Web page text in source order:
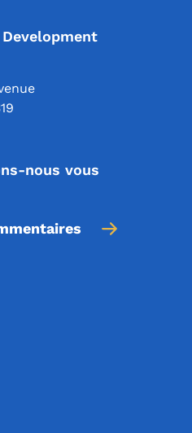
nous vous